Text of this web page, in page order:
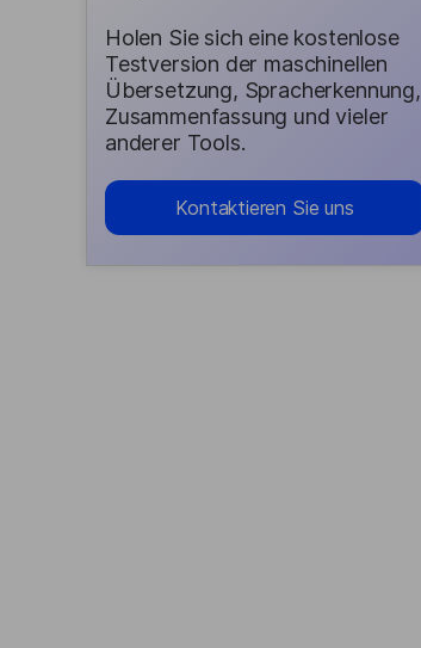
Holen Sie sich eine kostenlose
Testversion der maschinellen
Übersetzung, Spracherkennung,
Zusammenfassung und vieler
anderer Tools.
Kontaktieren Sie uns